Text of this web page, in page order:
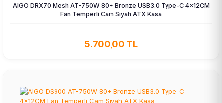
AIGO DRX70 Mesh AT-750W 80+ Bronze USB3.0 Type-C 4×12CM
Fan Temperli Cam Siyah ATX Kasa
5.700,00 TL